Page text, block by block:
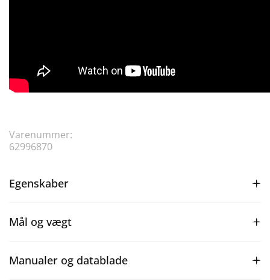
Varenummer:
62996870
Egenskaber
Mål og vægt
Manualer og datablade